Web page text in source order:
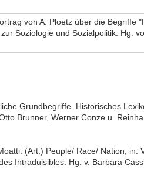
von A. Ploetz über die Begriffe
Soziologie und Sozialpolitik. Hg.
Grundbegriffe. Historisches
Brunner, Werner Conze u.
(Art.) Peuple/ Race/ Nation, in:
Intraduisibles. Hg. v. Barbara